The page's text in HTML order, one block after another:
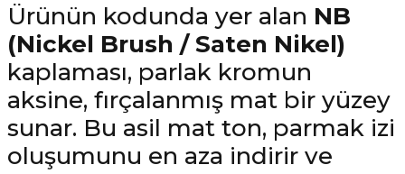
Ürünün kodunda yer alan NB
(Nickel Brush / Saten Nikel)
kaplaması, parlak kromun
aksine, fırçalanmış mat bir yüzey
sunar. Bu asil mat ton, parmak izi
oluşumunu en aza indirir ve